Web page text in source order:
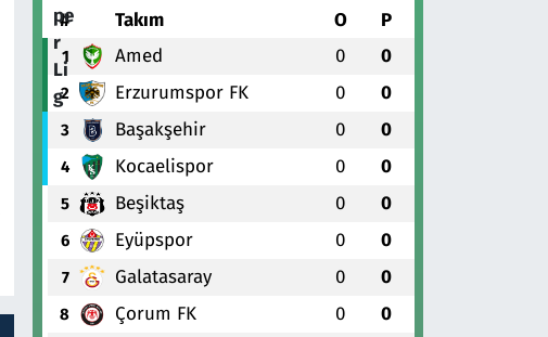
# Takım O P
1 Amed 0 0
2 Erzurumspor FK 0 0
3 Başakşehir 0 0
4 Kocaelispor 0 0
5 Beşiktaş 0 0
6 Eyüpspor 0 0
7 Galatasaray 0 0
8 Çorum FK 0 0